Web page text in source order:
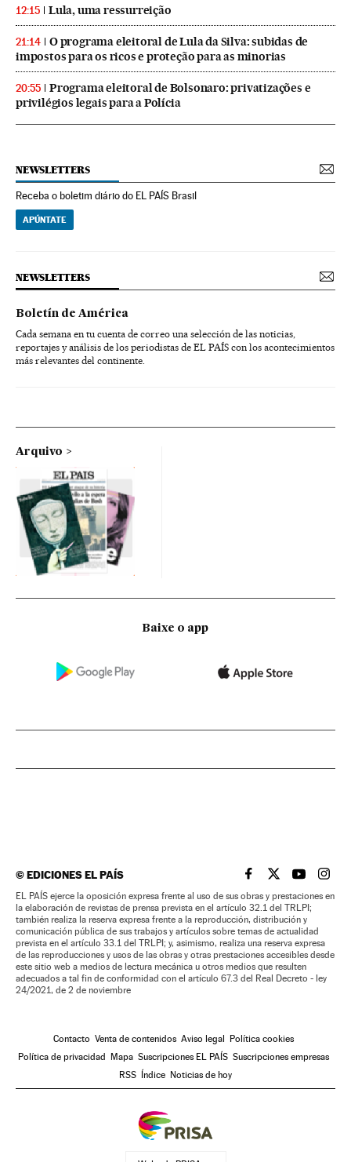
12:15 Lula, uma ressurreição
21:14
O programa eleitoral de Lula da Silva: subidas de
impostos para os ricos e proteção para as minorias
20:55
Programa eleitoral de Bolsonaro: privatizações e
privilégios legais para a Polícia
NEWSLETTERS
Receba o boletim diário do EL PAÍS Brasil
APÚNTATE
NEWSLETTERS
Boletín de América
Cada semana en tu cuenta de correo una selección de las noticias,
reportajes y análisis de los periodistas de EL PAÍS con los acontecimientos
más relevantes del continente.
Arquivo
Baixe o app
©EDICIONES EL PAÍS EL PAÍS BRASIL EN
EL PAÍSEL PAÍS
EL
EL PAÍS ejerce la oposición expresa frente al uso de sus obras y prestaciones en
la elaboración de revistas de prensa prevista en el artículo 32.1 del TRLPI;
también realiza la reserva expresa frente a la reproducción, distribución y
comunicación pública de sus trabajos y artículos sobre temas de actualidad
prevista en el artículo 33.1 del TRLPI; y, asimismo, realiza una reserva expresa
de las reproducciones y usos de las obras y otras prestaciones accesibles desde
este sitio web a medios de lectura mecánica u otros medios que resulten
adecuados a tal fin de conformidad con el artículo 67.3 del Real Decreto - ley
24/2021, de 2 de noviembre
Contacto Venta de contenidos Aviso legal Política cookies
Política de privacidad Mapa Suscripciones EL PAÍS Suscripciones empresas
RSS Índice Noticias de hoy